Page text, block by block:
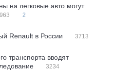
на легковые авто могут
2
Renault в России 3713
транспорта вводят
3234